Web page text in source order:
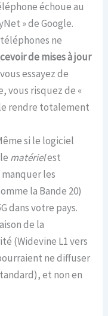
échoue au
» de Google.
téléphones ne
de mises à jour
essayez de
vous risquez de «
rendre totalement
si le logiciel
matérielest
les
la Bande 20)
dans votre pays.
de la
(Widevine L1 vers
ne diffuser
et non en